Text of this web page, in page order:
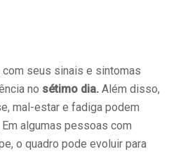
seus sinais e sintomas
no sétimo dia. Além disso,
mal-estar e fadiga podem
algumas pessoas com
o quadro pode evoluir para